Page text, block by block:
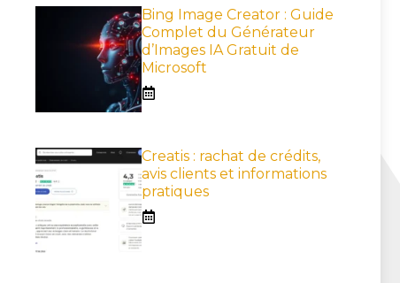
Bing Image Creator : Guide
Complet du Générateur
d’Images IA Gratuit de
Microsoft
Creatis : rachat de crédits,
avis clients et informations
pratiques